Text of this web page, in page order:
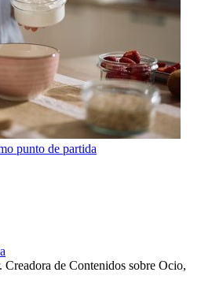
punto de partida
de Contenidos sobre Ocio,